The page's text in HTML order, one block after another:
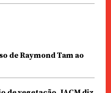
de Raymond Tam ao